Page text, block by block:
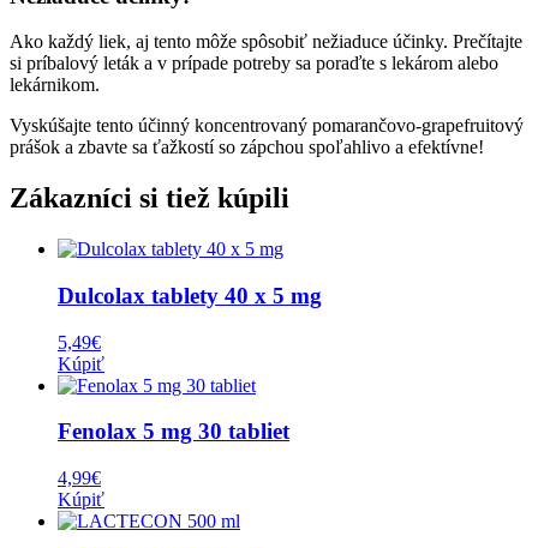
Ako každý liek, aj tento môže spôsobiť nežiaduce účinky. Prečítajte
si príbalový leták a v prípade potreby sa poraďte s lekárom alebo
lekárnikom.
Vyskúšajte tento účinný koncentrovaný pomarančovo-grapefruitový
prášok a zbavte sa ťažkostí so zápchou spoľahlivo a efektívne!
Zákazníci si tiež kúpili
Dulcolax tablety 40 x 5 mg
5,49€
Kúpiť
Fenolax 5 mg 30 tabliet
4,99€
Kúpiť